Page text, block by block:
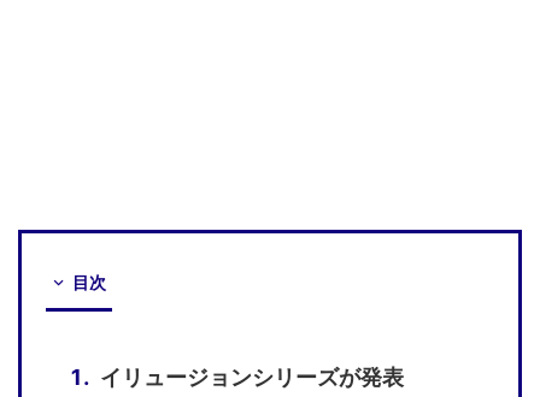
目次
イリュージョンシリーズが発表